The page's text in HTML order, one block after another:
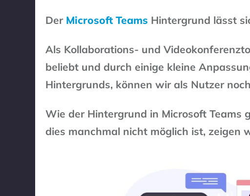
Der Microsoft Teams Hintergrund lässt
Als Kollaborations- und
beliebt und durch einige kleine
Hintergrunds, können wir als Nutzer
Wie der Hintergrund in Microsoft
dies manchmal nicht möglich ist, zeigen